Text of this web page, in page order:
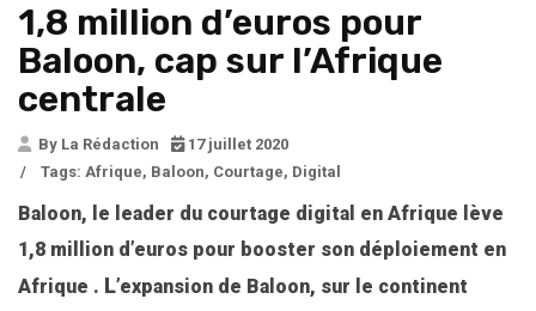
1,8 million d’euros pour
Baloon, cap sur l’Afrique
centrale
By La Rédaction
17 juillet 2020
/
Tags: Afrique, Baloon, Courtage, Digital
Baloon, le leader du courtage digital en Afrique lève
1,8 million d’euros pour booster son déploiement en
Afrique . L’expansion de Baloon, sur le continent